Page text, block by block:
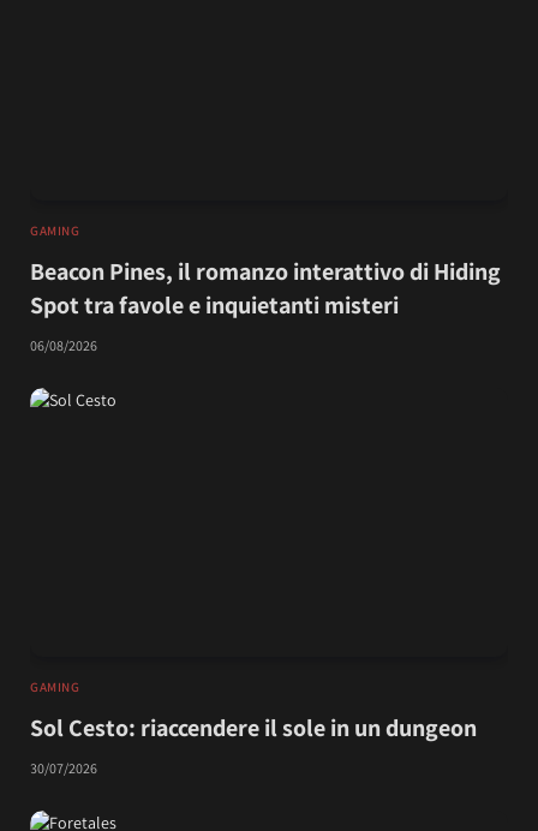
GAMING
Beacon Pines, il romanzo interattivo di Hiding
Spot tra favole e inquietanti misteri
06/08/2026
GAMING
Sol Cesto: riaccendere il sole in un dungeon
30/07/2026